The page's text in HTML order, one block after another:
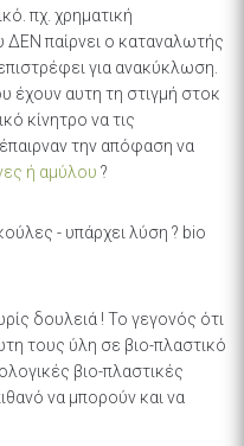
πχ. χρηματική
ΔΕΝ παίρνει ο καταναλωτής
για ανακύκλωση.
έχουν αυτη τη στιγμή στοκ
κίνητρο να τις
την απόφαση να
ή αμύλου ?
δουλειά ! Το γεγονός ότι
τους ύλη σε βιο-πλαστικό
βιο-πλαστικές
να μπορούν και να